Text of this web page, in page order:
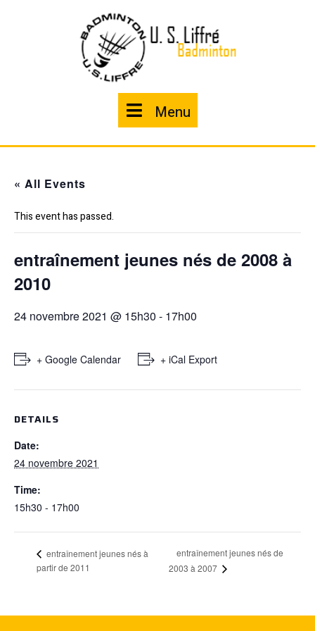
Menu
« All Events
This event has passed.
entraînement jeunes nés de 2008 à
2010
24 novembre 2021 @ 15h30 - 17h00
+ Google Calendar + iCal Export
DETAILS
Date:
24 novembre 2021
Time:
15h30 - 17h00
entraînement jeunes nés à
partir de 2011
entraînement jeunes nés de
2003 à 2007